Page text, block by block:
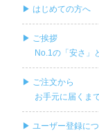
▶ はじめての方へ
▶ ご挨拶
No.1の「安さ」と
▶ ご注文から
お手元に届くま
▶ ユーザー登録に